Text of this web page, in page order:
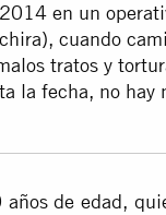
en un
cuando
tratos y
la fecha, no hay
de edad,